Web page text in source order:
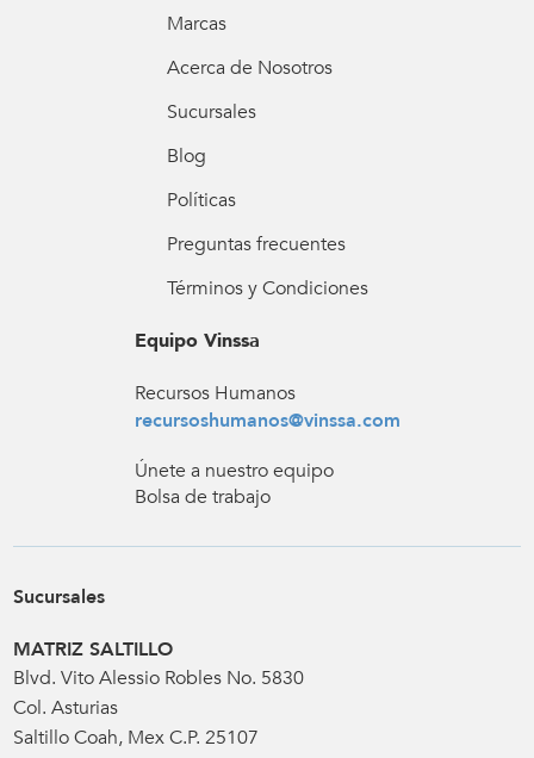
Marcas
Acerca de Nosotros
Sucursales
Blog
Políticas
Preguntas frecuentes
Términos y Condiciones
Equipo Vinssa
Recursos Humanos
recursoshumanos@vinssa.com
Únete a nuestro equipo
Bolsa de trabajo
Sucursales
MATRIZ SALTILLO
Blvd. Vito Alessio Robles No. 5830
Col. Asturias
Saltillo Coah, Mex C.P. 25107